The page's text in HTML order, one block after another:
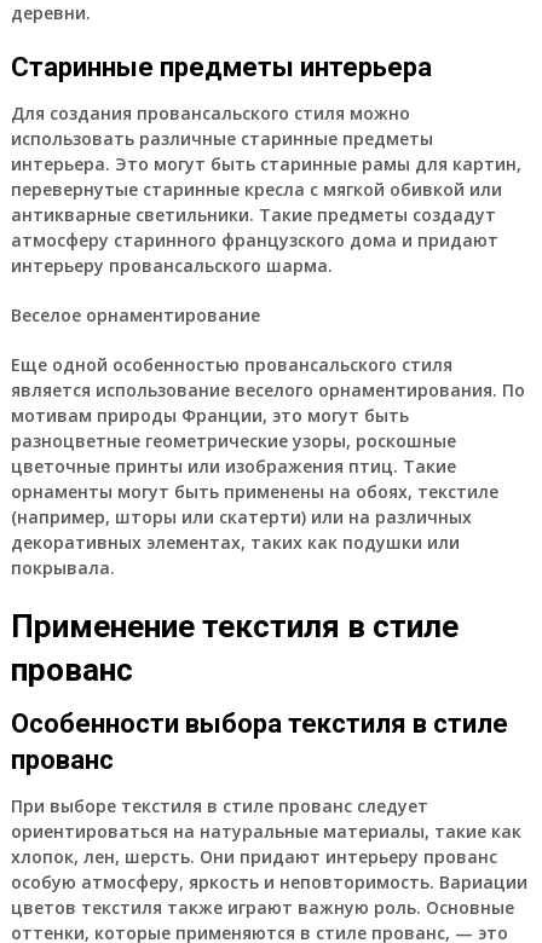
деревни.
Старинные предметы интерьера
Для создания провансальского стиля можно
использовать различные старинные предметы
интерьера. Это могут быть старинные рамы для картин,
перевернутые старинные кресла с мягкой обивкой или
антикварные светильники. Такие предметы создадут
атмосферу старинного французского дома и придают
интерьеру провансальского шарма.
Веселое орнаментирование
Еще одной особенностью провансальского стиля
является использование веселого орнаментирования. По
мотивам природы Франции, это могут быть
разноцветные геометрические узоры, роскошные
цветочные принты или изображения птиц. Такие
орнаменты могут быть применены на обоях, текстиле
(например, шторы или скатерти) или на различных
декоративных элементах, таких как подушки или
покрывала.
Применение текстиля в стиле
прованс
Особенности выбора текстиля в стиле
прованс
При выборе текстиля в стиле прованс следует
ориентироваться на натуральные материалы, такие как
хлопок, лен, шерсть. Они придают интерьеру прованс
особую атмосферу, яркость и неповторимость. Вариации
цветов текстиля также играют важную роль. Основные
оттенки, которые применяются в стиле прованс, — это